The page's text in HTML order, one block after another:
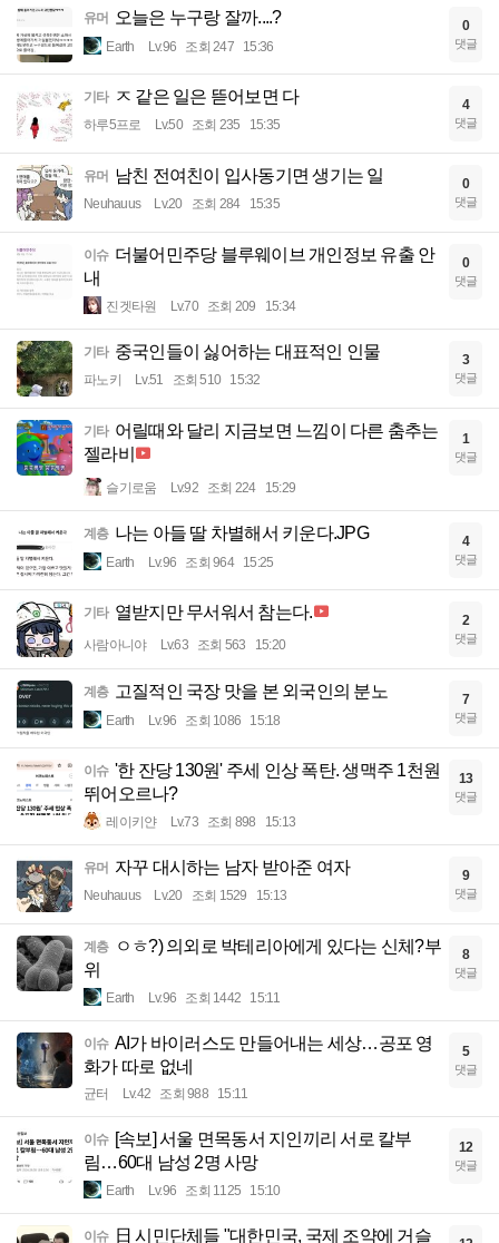
유머 오늘은 누구랑 잘까....?
Earth Lv.96 조회 247 15:36
0
댓글
기타 ㅈ 같은 일은 뜯어보면 다
하루5프로 Lv.50 조회 235 15:35
4
댓글
유머 남친 전여친이 입사동기면 생기는 일
Neuhauus Lv.20 조회 284 15:35
0
댓글
이슈 더불어민주당 블루웨이브 개인정보 유출 안
내
진겟타원 Lv.70 조회 209 15:34
0
댓글
기타 중국인들이 싫어하는 대표적인 인물
파노키 Lv.51 조회 510 15:32
3
댓글
기타 어릴때와 달리 지금보면 느낌이 다른 춤추는
젤라비
슬기로움 Lv.92 조회 224 15:29
1
댓글
계층 나는 아들 딸 차별해서 키운다.JPG
Earth Lv.96 조회 964 15:25
4
댓글
기타 열받지만 무서워서 참는다.
사람아니야 Lv.63 조회 563 15:20
2
댓글
계층 고질적인 국장 맛을 본 외국인의 분노
Earth Lv.96 조회 1086 15:18
7
댓글
이슈 '한 잔당 130원' 주세 인상 폭탄. 생맥주 1천원
뛰어오르나?
레이키얀 Lv.73 조회 898 15:13
13
댓글
유머 자꾸 대시하는 남자 받아준 여자
Neuhauus Lv.20 조회 1529 15:13
9
댓글
계층
ㅇㅎ?) 의외로 박테리아에게 있다는 신체?부
위
Earth Lv.96 조회 1442 15:11
8
댓글
이슈 AI가 바이러스도 만들어내는 세상…공포 영
화가 따로 없네
균터 Lv.42 조회 988 15:11
5
댓글
이슈 [속보] 서울 면목동서 지인끼리 서로 칼부
림…60대 남성 2명 사망
Earth Lv.96 조회 1125 15:10
12
댓글
이슈 日 시민단체들 "대한민국, 국제 조약에 거슬